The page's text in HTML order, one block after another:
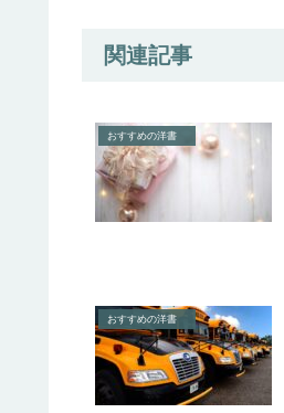
関連記事
おすすめの洋書
おすすめの洋書